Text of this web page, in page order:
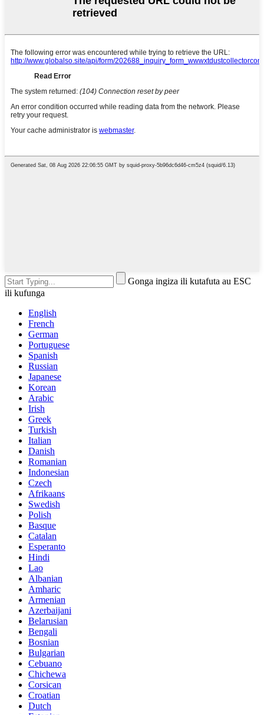
Gonga ingiza ili kutafuta au ESC
ili kufunga
English
French
German
Portuguese
Spanish
Russian
Japanese
Korean
Arabic
Irish
Greek
Turkish
Italian
Danish
Romanian
Indonesian
Czech
Afrikaans
Swedish
Polish
Basque
Catalan
Esperanto
Hindi
Lao
Albanian
Amharic
Armenian
Azerbaijani
Belarusian
Bengali
Bosnian
Bulgarian
Cebuano
Chichewa
Corsican
Croatian
Dutch